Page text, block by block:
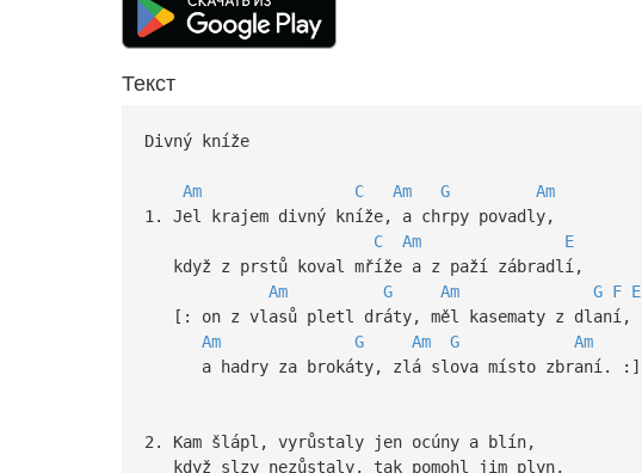
Текст
Divný kníže
Am C Am G
Am
1. Jel krajem divný kníže, a chrpy povadly,
C
Am
E
když z prstů koval mříže a z paží zábradlí,
Am
G Am G F E
[: on z vlasů pletl dráty, měl kasematy z dlaní,
Am
G Am G
Am
a hadry za brokáty, zlá slova místo zbraní. :]
2. Kam šlápl, vyrůstaly jen ocúny a blín,
když slzy nezůstaly, tak pomohl jim plyn,